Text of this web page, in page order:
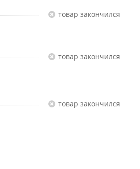
Товар закончился
Товар закончился
Товар закончился